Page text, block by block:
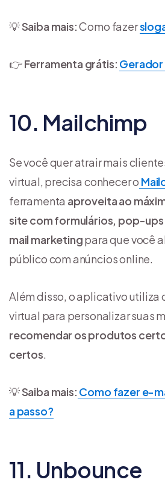
💡Saiba mais:Como fazer
👉Ferramenta grátis: Gerador
10. Mailchimp
Se você quer atrair mais
virtual, precisa conhecer o
ferramenta aproveita ao
site com formulários, pop-ups
mail marketingpara que você
público com anúncios online.
Além disso, o aplicativo utiliza
virtual para personalizar suas
recomendar os produtos
certos.
💡Saiba mais: Como fazer e-
a passo?
11. Unbounce